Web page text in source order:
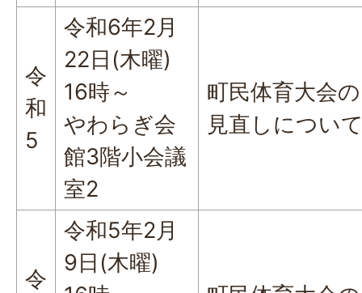
令
和
5
令和6年2月
22日(木曜)
16時～
やわらぎ会
館3階小会議
室2
町民体育大会の
見直しについ
令
令和5年2月
9日(木曜)